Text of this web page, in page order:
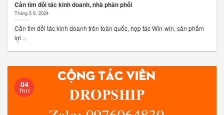
Cần tìm đối tác kinh doanh, nhà phân phối
Tháng 5 9, 2024
Cần tìm đối tác kinh doanh trên toàn quốc, hợp tác Win-win, sản phẩm
lợi ...
04
Th11